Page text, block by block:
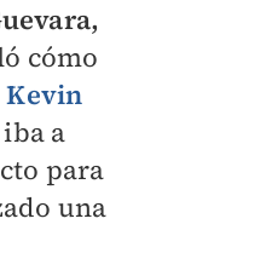
cómo
Kevin
a
para
una